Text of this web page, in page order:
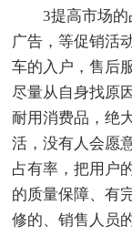
3提高市场的
广告，等促销活
车的入户，售后
尽量从自身找原
耐用消费品，绝
活，没有人会愿
占有率，把用户
的质量保障、有
修的、销售人员